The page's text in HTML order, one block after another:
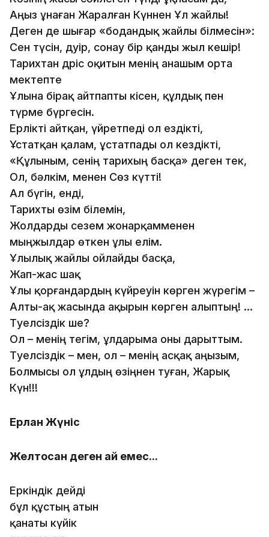
Аңыз ұнаған Жаралған Күннен Ұл жайлы!
Деген де шығар «бодандық жайлы білмесін»:
Сен түсін, дәуір, сонау бір қанды жыл кешір!
Тарихтан дәріс оқитын менің анашым орта
мектепте
Ұлына бірақ айтпапты кісен, құлдық пен
түрме бүргесін.
Ерлікті айтқан, үйретпеді ол ездікті,
Ұстатқан қалам, ұстатпады ол кездікті,
«Құлыным, сенің тарихың басқа» деген тек,
Ол, бəлкім, менен Сөз күтті!
Ал бүгін, енді,
Тарихты өзім білемін,
Жолдарды сезем жонарқамменен
мыңжылдар өткен ұлы елім.
Ұлылық жайлы ойлайды басқа,
Жап-жас шақ
Ұлы қорғандардың күйреуін көрген жүрегім –
Алты-ақ жасында ақырын көрген алыптың! ...
Тәуелсіздік ше?
Ол – менің тегім, ұлдарыма оны дарыттым.
Тәуелсіздік – мен, ол – менің асқақ аңызым,
Болмысы ол ұлдың өзіңнен туған, Жарық
Күн!!!
Ерлан Жүніс
Желтоқсан деген ай емес...
Еркіндік дейді
бұл құстың атын
қанаты күйік